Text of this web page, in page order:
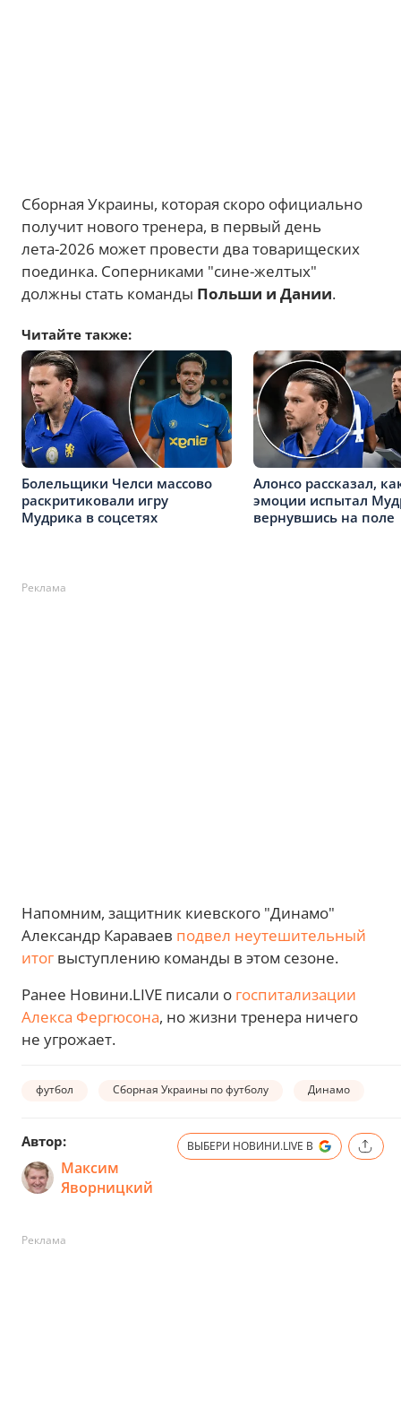
Сборная Украины, которая скоро официально
получит нового тренера, в первый день
лета-2026 может провести два товарищеских
поединка. Соперниками "сине-желтых"
должны стать команды Польши и Дании.
Читайте также:
Болельщики Челси массово
раскритиковали игру
Мудрика в соцсетях
Алонсо рассказал,
эмоции испытал
вернувшись на поле
Реклама
Напомним, защитник киевского "Динамо"
Александр Караваев подвел неутешительный
итог выступлению команды в этом сезоне.
Ранее Новини.LIVE писали о госпитализации
Алекса Фергюсона, но жизни тренера ничего
не угрожает.
футбол Сборная Украины по футболу Динамо
Автор:
Максим
Яворницкий
ВЫБЕРИ НОВИНИ.LIVE В
Реклама